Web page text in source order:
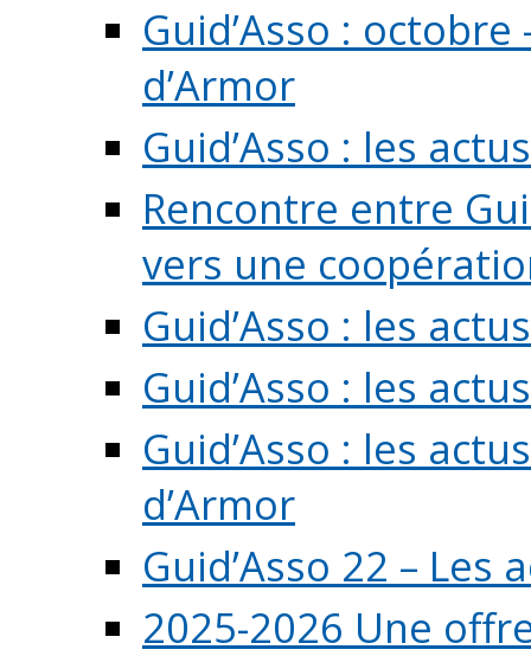
Guid’Asso :
d’Armor
Guid’Asso : les
Rencontre entre
vers une
Guid’Asso : les
Guid’Asso : les
Guid’Asso : les
d’Armor
Guid’Asso 22 – Les
2025-2026 Une